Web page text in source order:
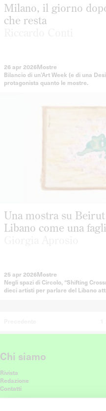
Milano, il giorno
che resta
26 apr 2026Mostre
Bilancio di un’Art Week (e di una
protagonista quanto le mostre.
Una mostra su
Libano come una
25 apr 2026Mostre
Negli spazi di Circolo, “Shifting
dieci artisti per parlare del Libano
Chi siamo
Rivista
Redazione
Contatti